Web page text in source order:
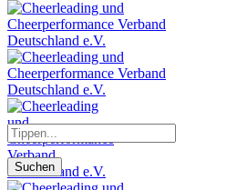
Suchen